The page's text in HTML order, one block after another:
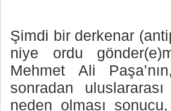
Şimdi bir derkenar
niye ordu
Mehmet Ali
sonradan
neden olması